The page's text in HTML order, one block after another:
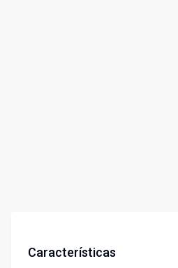
Características